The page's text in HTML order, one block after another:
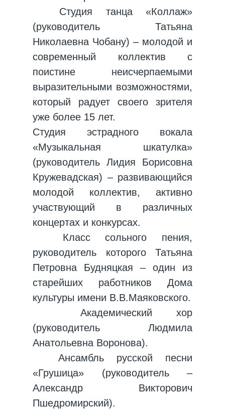
Студия танца «Коллаж»
(руководитель Татьяна
Николаевна Чобану) – молодой и
современный коллектив с
поистине неисчерпаемыми
выразительными возможностями,
который радует своего зрителя
уже более 15 лет.
Студия эстрадного вокала
«Музыкальная шкатулка»
(руководитель Лидия Борисовна
Кружевадская) – развивающийся
молодой коллектив, активно
участвующий в различных
концертах и конкурсах.
Класс сольного пения,
руководитель которого Татьяна
Петровна Будняцкая – один из
старейших работников Дома
культуры имени В.В.Маяковского.
Академический хор
(руководитель Людмила
Анатольевна Воронова).
Ансамбль русской песни
«Грушица» (руководитель –
Александр Викторович
Пшедромирский).